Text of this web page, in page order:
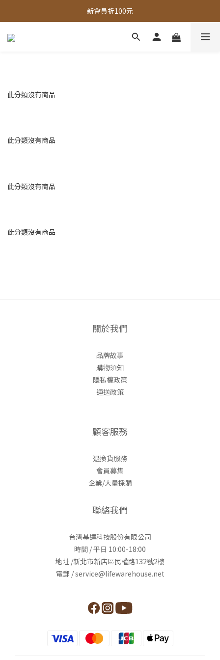
全館，滿888超取免運｜滿1500宅配免運
新會員折100元
全館現貨商品，3個工作天內出貨
此分類沒有商品
此分類沒有商品
此分類沒有商品
此分類沒有商品
關於我們
品牌故事
購物須知
隱私權政策
運送政策
顧客服務
退換貨服務
會員募集
企業/大量採購
聯絡我們
台灣基達科技股份有限公司
時間 / 平日 10:00-18:00
地址 /新北市新店區民權路132號2樓
電郵 / service@lifewarehouse.net